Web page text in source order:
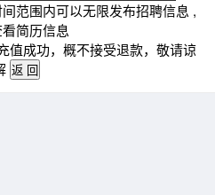
范围内可以无限发布招聘信息 ,
简历信息
值成功，概不接受退款，敬请谅